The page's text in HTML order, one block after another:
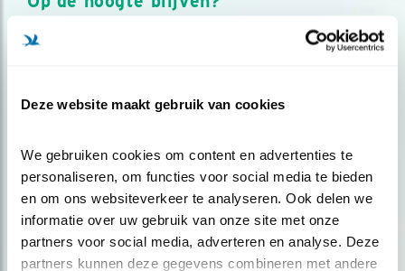
Deze website maakt gebruik van cookies
We gebruiken cookies om content en advertenties te
personaliseren, om functies voor social media te bieden
en om ons websiteverkeer te analyseren. Ook delen we
informatie over uw gebruik van onze site met onze
partners voor social media, adverteren en analyse. Deze
partners kunnen deze gegevens combineren met andere
Meld je aan en ontvang nieuws, inspiratie, acties en tips
over vogels en activiteiten van Vogelbescherming.